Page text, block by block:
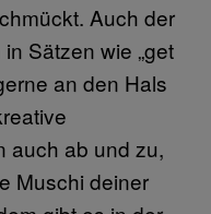
Auch der
Sätzen wie „get
an den Hals
auch ab und zu,
Muschi deiner